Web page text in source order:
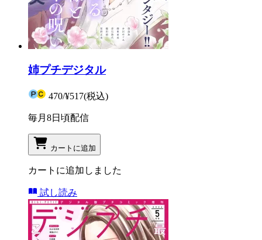
姉プチデジタル
470/¥517(税込)
毎月8日頃配信
カートに追加
カートに追加しました
試し読み